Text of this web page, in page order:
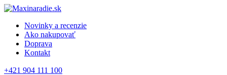
Novinky a recenzie
Ako nakupovať
Doprava
Kontakt
+421 904 111 100